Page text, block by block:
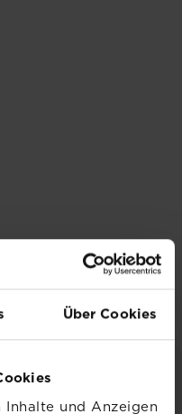
Über Cookies
und Anzeigen